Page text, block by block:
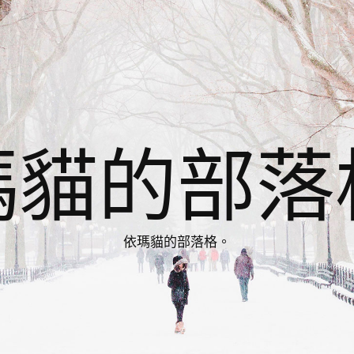
的部
依瑪貓的部落格。